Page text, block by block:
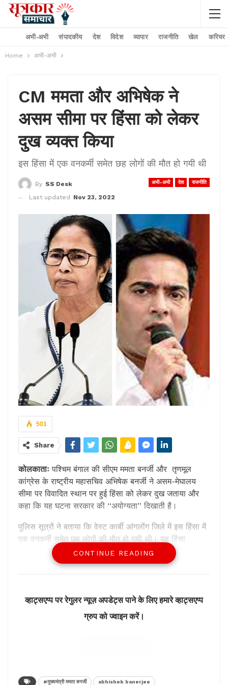
अभी-अभी संपादकीय देश विदेश व्यापार राजनीति खेल करियर
Home अभी-अभी
CM ममता और अभिषेक ने
असम सीमा पर हिंसा को लेकर
दुख व्यक्त किया
इस हिंसा में एक वनकर्मी समेत छह लोगों की मौत हो गयी थी
अभी-अभी देश राजनीति
By SS Desk
Last updated
Nov 23, 2022
501
Share
कोलकाताः पश्चिम बंगाल की सीएम ममता बनर्जी और तृणमूल
कांग्रेस के राष्ट्रीय महासचिव अभिषेक बनर्जी ने असम-मेघालय
सीमा पर विवादित स्थान पर हुई हिंसा को लेकर दुख जताया और
कहा कि यह घटना सरकार की ‘‘अयोग्यता’’ दिखाती है।
पुलिस सूत्रों ने बताया कि वेस्ट कार्बी आंगलोंग जिले में इस हिंसा में
एक वनकर्मी समेत छह लोगों की मौत हो गयी थी। यह हिंसा
मंगलवार तड़के तब हुई जब कथित तौर पर अवैध लकड़ियां लेकर
जा रहे एक ट्रक को असम के वनकर्मियों ने रोका।
CONTINUE READING
व्हाट्सएप्प पर रेगुलर न्यूज़ अपडेट्स पाने के लिए हमारे व्हाट्सएप्प
ग्रुप को ज्वाइन करें।
#मुख्यमंत्री ममता बनर्जी abhishek banerjee